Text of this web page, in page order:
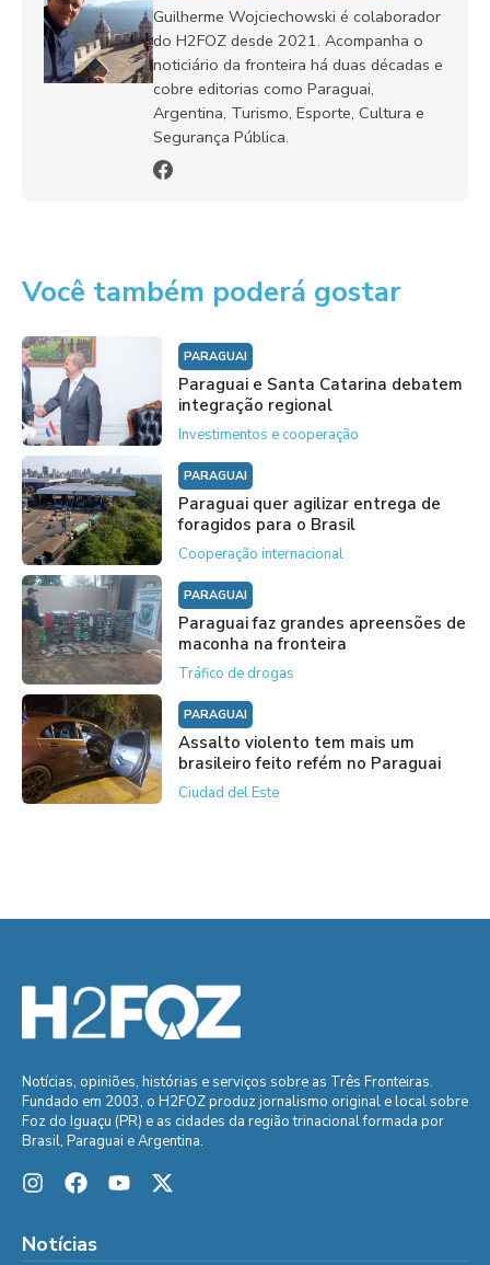
Guilherme Wojciechowski é colaborador
do H2FOZ desde 2021. Acompanha o
noticiário da fronteira há duas décadas e
cobre editorias como Paraguai,
Argentina, Turismo, Esporte, Cultura e
Segurança Pública.
Você também poderá gostar
PARAGUAI
Paraguai e Santa Catarina debatem
integração regional
Investimentos e cooperação
PARAGUAI
Paraguai quer agilizar entrega de
foragidos para o Brasil
Cooperação internacional
PARAGUAI
Paraguai faz grandes apreensões de
maconha na fronteira
Tráfico de drogas
PARAGUAI
Assalto violento tem mais um
brasileiro feito refém no Paraguai
Ciudad del Este
Notícias, opiniões, histórias e serviços sobre as Três Fronteiras.
Fundado em 2003, o H2FOZ produz jornalismo original e local sobre
Foz do Iguaçu (PR) e as cidades da região trinacional formada por
Brasil, Paraguai e Argentina.
Notícias